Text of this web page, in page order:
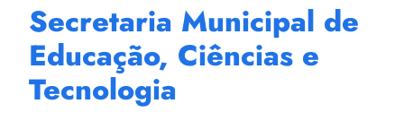
Secretaria Municipal de
Educação, Ciências e
Tecnologia